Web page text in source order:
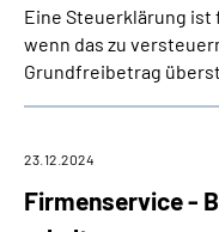
Eine Steuerklärung
wenn das zu
Grundfreibetrag
Firmenservice -
23.12.2024